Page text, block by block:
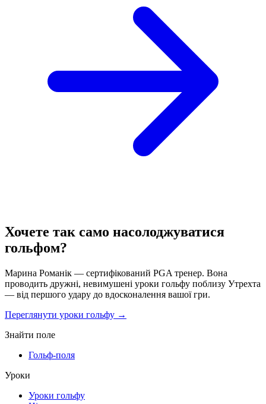
Хочете так само насолоджуватися
гольфом?
Марина Романік — сертифікований PGA тренер. Вона
проводить дружні, невимушені уроки гольфу поблизу Утрехта
— від першого удару до вдосконалення вашої гри.
Переглянути уроки гольфу →
Знайти поле
Гольф-поля
Уроки
Уроки гольфу